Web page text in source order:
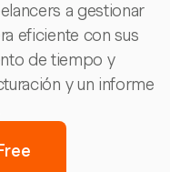
a gestionar
eficiente con sus
de tiempo y
y un informe